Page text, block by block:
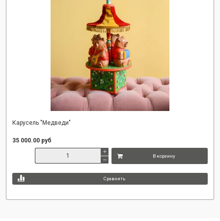
Карусель "Медведи"
35 000.00 руб
В корзину
Сравнить